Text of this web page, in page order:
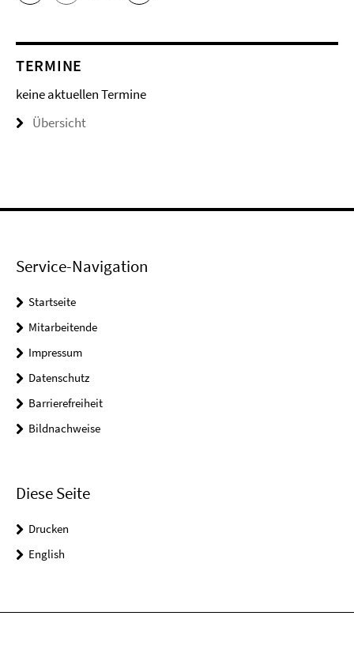
TERMINE
keine aktuellen Termine
Übersicht
Service-Navigation
Startseite
Mitarbeitende
Impressum
Datenschutz
Barrierefreiheit
Bildnachweise
Diese Seite
Drucken
English